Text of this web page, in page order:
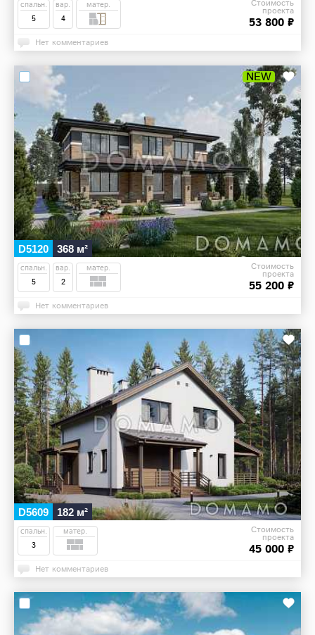
спальн.
5
вар.
4
матер. Стоимость
проекта
53 800 ₽
Нет комментариев
NEW
D5120 368 м²
спальн.
5
вар.
2
матер. Стоимость
проекта
55 200 ₽
Нет комментариев
D5609 182 м²
спальн.
3
матер. Стоимость
проекта
45 000 ₽
Нет комментариев